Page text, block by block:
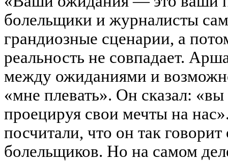
болельщики и журналисты
грандиозные сценарии, а
реальность не совпадает.
между ожиданиями и
«мне плевать». Он сказал:
проецируя свои мечты на
посчитали, что он так
болельщиков. Но на самом